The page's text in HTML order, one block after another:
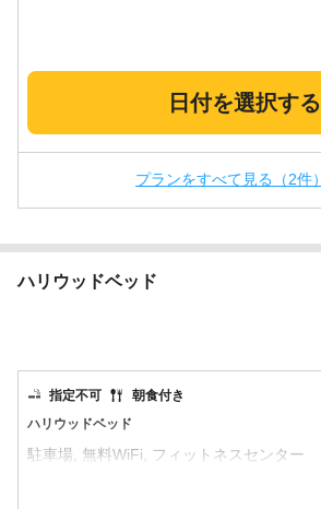
日付を選択する
プランをすべて見る（2件）
ハリウッドベッド
ハリウッドベッド
指定不可 朝食付き